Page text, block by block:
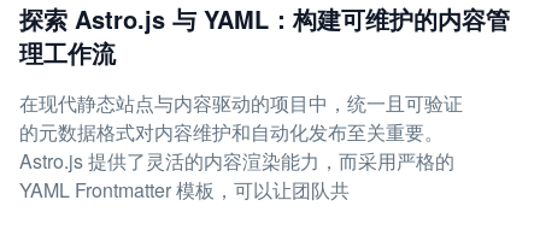
探索 Astro.js 与 YAML：构建可维护的内容管
理工作流
在现代静态站点与内容驱动的项目中，统一且可验证
的元数据格式对内容维护和自动化发布至关重要。
Astro.js 提供了灵活的内容渲染能力，而采用严格的
YAML Frontmatter 模板，可以让团队共